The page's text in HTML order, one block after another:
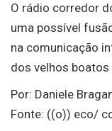
O rádio corredor
uma possível
na comunicação
dos velhos
Por: Daniele
Fonte: ((o)) eco/